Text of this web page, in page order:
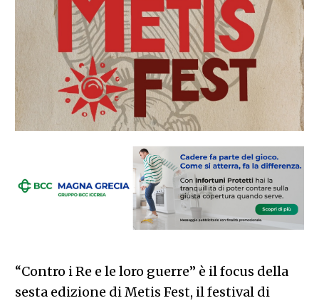
“Contro i Re e le loro guerre” è il focus della
sesta edizione di Metis Fest, il festival di